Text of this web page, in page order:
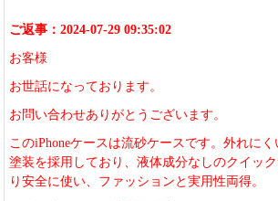
ご返事：2024-07-29 09:35:02
お客様
お世話になっております。
お問い合わせありがとうございます。
このiPhoneケースは流砂ケースです。外れに
塗装を採用しており、液体成分なしのクイッ
り安全に使い、ファッションと実用性両得。